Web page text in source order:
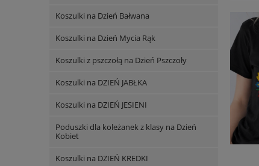
Koszulki na Dzień Bałwana
Koszulki na Dzień Mycia Rąk
Koszulki z pszczołą na Dzień Pszczoły
Koszulki na DZIEŃ JABŁKA
Koszulki na DZIEŃ JESIENI
Poduszki dla koleżanek z klasy na Dzień
Kobiet
Koszulki na DZIEŃ KREDKI